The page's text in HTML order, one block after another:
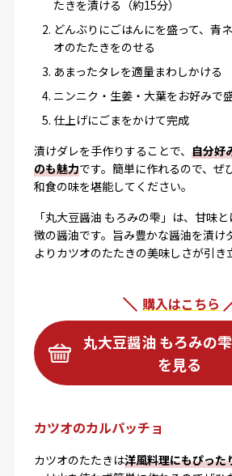
たきを漬ける（約15分）
どんぶりにごはんにを盛って、青
オのたたきをのせる
あまったタレを適量まわしかける
ニンニク・生姜・大葉をお好みで
仕上げにごまをかけて完成
漬けダレを手作りすることで、 自分好
のも魅力です。簡単に作れるので、ぜ
和食の味を堪能してください。
「丸大豆醤油 もろみの雫」は、甘味
徴の醤油です。旨み豊かな醤油を漬け
よりカツオのたたきの美味しさが引き
購入はこちら
丸大豆醤油 もろみの
を見る
カツオのカルパッチョ
カツオのたたきは洋風料理にもぴった